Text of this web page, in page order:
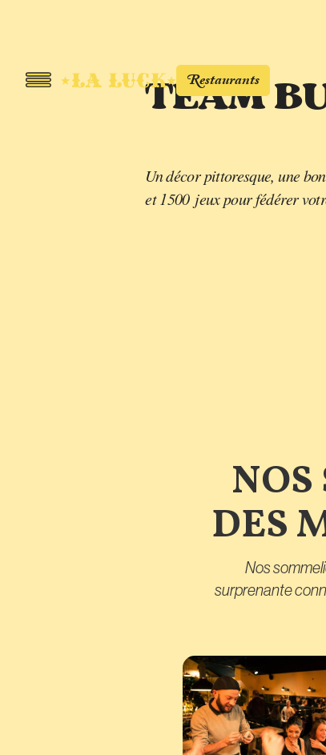
Restaurants
TEAM
Un décor pittoresque, une
et 1500 jeux pour fédérer
DES
Nos
surprenante